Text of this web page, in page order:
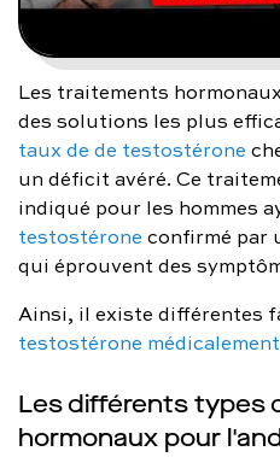
Les traitements
des solutions les plus
taux de de testostérone
un déficit avéré. Ce
indiqué pour les hommes
testostérone confirmé par
qui éprouvent des
Ainsi, il existe différentes
testostérone médicalement
Les différents types
hormonaux pour